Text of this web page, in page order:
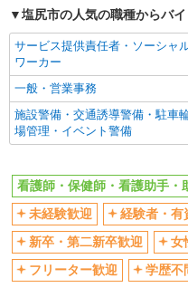
塩尻市の人気の職種からバ
サービス提供責任者・ソーシャ
ワーカー
一般・営業事務
施設警備・交通誘導警備・駐車
場管理・イベント警備
看護師・保健師・看護助手・
未経験歓迎
経験者・有
新卒・第二新卒歓迎
女
フリーター歓迎
学歴不